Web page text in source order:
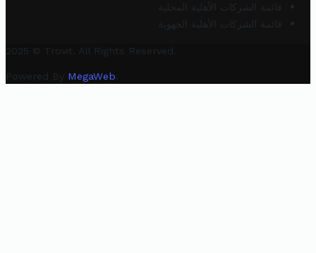
قائمة الشركات الأهلية المحلية
قائمة الشركات الأهلية الجهوية
2025 © Trovit. All Rights Reserved.
Powered By MegaWeb